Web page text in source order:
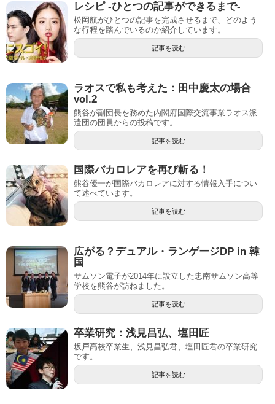
レシピ -ひとつの記事ができるまで-
松岡航がひとつの記事を完成させるまで、どのよう
な行程を踏んでいるのか紹介しています。
記事を読む
ラオスで私も考えた：田中慶太の場合
vol.2
熊谷が副団長を務めた内閣府国際交流事業ラオス派
遣団の団員からの投稿です。
記事を読む
国際バカロレアを再び斬る！
熊谷優一が国際バカロレアに対する情報入手につい
て述べています。
記事を読む
広がる？デュアル・ランゲージDP in 韓
国
サムソン電子が2014年に設立した忠南サムソン高等
学校を熊谷が訪ねました。
記事を読む
卒業研究：浅見昌弘、塩田匠
坂戸高校卒業生、浅見昌弘君、塩田匠君の卒業研究
です。
記事を読む